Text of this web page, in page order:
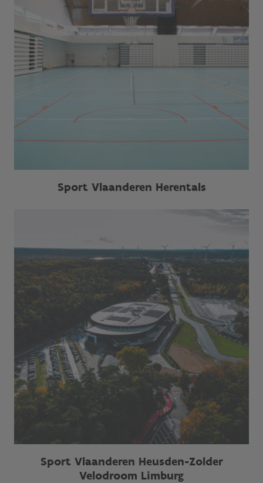
Sport Vlaanderen Herentals
Sport Vlaanderen Heusden-Zolder
Velodroom Limburg